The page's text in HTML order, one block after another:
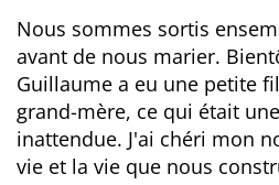
Nous sommes sortis
avant de nous marier.
Guillaume a eu une petite
grand-mère, ce qui était
inattendue. J'ai chéri mon
vie et la vie que nous